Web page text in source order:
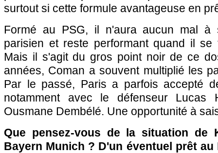
surtout si cette formule avantageuse en
Formé au PSG, il n'aura aucun mal à
parisien et reste performant quand il
Mais il s'agit du gros point noir de ce
années, Coman a souvent multiplié les
Par le passé, Paris a parfois accepté
notamment avec le défenseur Lucas
Ousmane Dembélé. Une opportunité à
Que pensez-vous de la situation de
Bayern Munich ? D'un éventuel prêt au